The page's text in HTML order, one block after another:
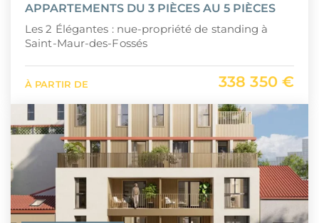
APPARTEMENTS DU 3 PIÈCES AU 5 PIÈCES
Les 2 Élégantes : nue-propriété de standing à
Saint-Maur-des-Fossés
À PARTIR DE 338 350 €